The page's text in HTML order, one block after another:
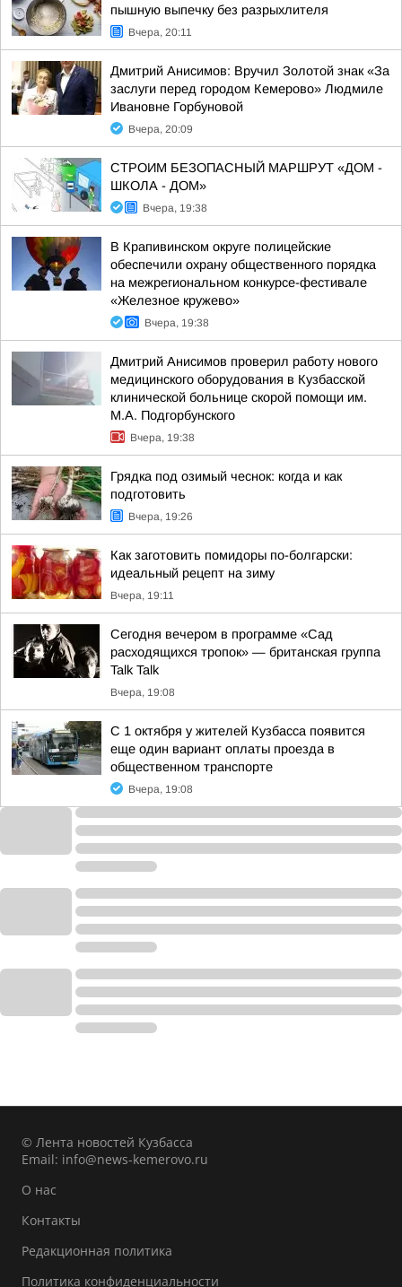
пышную выпечку без разрыхлителя
Вчера, 20:11
Дмитрий Анисимов: Вручил Золотой знак «За
заслуги перед городом Кемерово» Людмиле
Ивановне Горбуновой
Вчера, 20:09
СТРОИМ БЕЗОПАСНЫЙ МАРШРУТ «ДОМ -
ШКОЛА - ДОМ»
Вчера, 19:38
В Крапивинском округе полицейские
обеспечили охрану общественного порядка
на межрегиональном конкурсе-фестивале
«Железное кружево»
Вчера, 19:38
Дмитрий Анисимов проверил работу нового
медицинского оборудования в Кузбасской
клинической больнице скорой помощи им.
М.А. Подгорбунского
Вчера, 19:38
Грядка под озимый чеснок: когда и как
подготовить
Вчера, 19:26
Как заготовить помидоры по-болгарски:
идеальный рецепт на зиму
Вчера, 19:11
Сегодня вечером в программе «Сад
расходящихся тропок» — британская группа
Talk Talk
Вчера, 19:08
С 1 октября у жителей Кузбасса появится
еще один вариант оплаты проезда в
общественном транспорте
Вчера, 19:08
© Лента новостей Кузбасса
Email: info@news-kemerovo.ru
О нас
Контакты
Редакционная политика
Политика конфиденциальности